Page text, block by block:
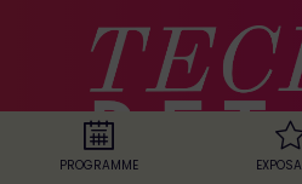
PROGRAMME